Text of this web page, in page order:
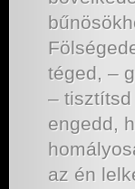
téged, –
–
engedd,
az én